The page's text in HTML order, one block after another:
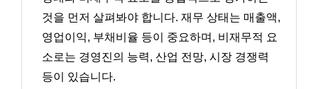
것을 먼저 살펴봐야 합니다. 재무 상태는 매출액,
영업이익, 부채비율 등이 중요하며, 비재무적 요
소로는 경영진의 능력, 산업 전망, 시장 경쟁력
등이 있습니다.